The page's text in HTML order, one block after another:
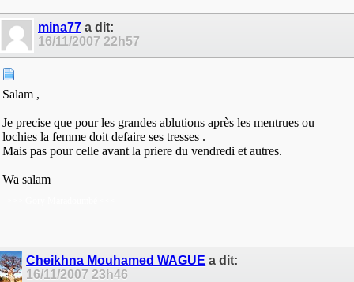
mina77 a dit:
16/11/2007 22h57
Salam ,
Je precise que pour les grandes ablutions après les mentrues ou
lochies la femme doit defaire ses tresses .
Mais pas pour celle avant la priere du vendredi et autres.
Wa salam
Cheikhna Mouhamed WAGUE a dit:
16/11/200723h46